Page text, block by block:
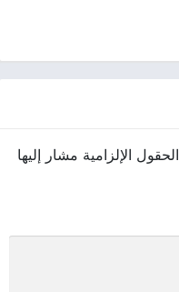
الحقول الإلزامية مشار إليها